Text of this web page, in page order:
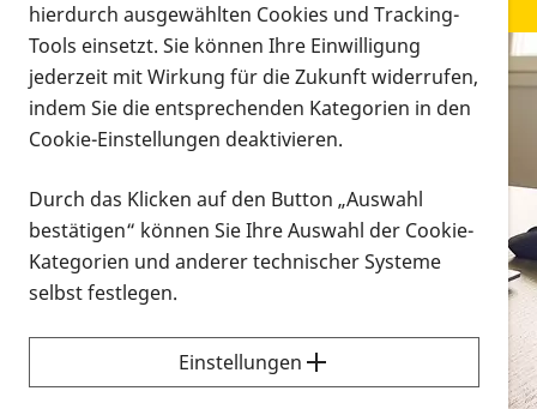
Infomaterial
Infomaterial
Vorlesen
Alle Infomaterialien in verschiedenen
Formaten an einem Ort
Sie möchten wissen, wie Sie nach Infonmaterial
suchen und dieses bestellen bzw. herunterladen
können? Schauen Sie sich dieErklärvideos zum
hierdurch ausgewählten Cookies und Tracking-
Tools einsetzt. Sie können Ihre Einwilligung
jederzeit mit Wirkung für die Zukunft widerrufen,
indem Sie die entsprechenden Kategorien in den
Cookie-Einstellungen deaktivieren.
Durch das Klicken auf den Button „Auswahl
bestätigen“ können Sie Ihre Auswahl der Cookie-
Kategorien und anderer technischer Systeme
selbst festlegen.
Einstellungen